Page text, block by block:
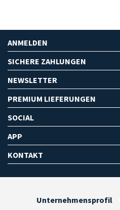
ANMELDEN
SICHERE ZAHLUNGEN
NEWSLETTER
PREMIUM LIEFERUNGEN
SOCIAL
APP
KONTAKT
Unternehmensprofil